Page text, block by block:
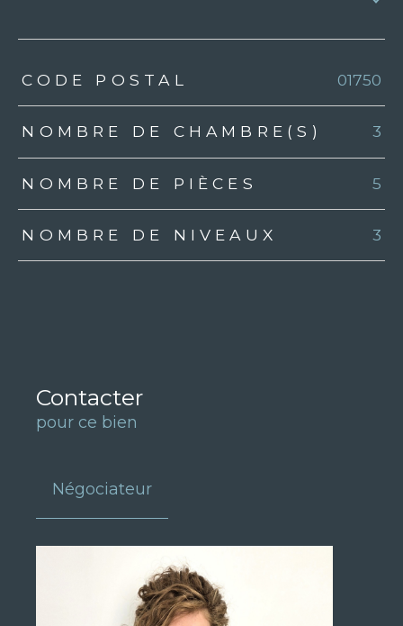
TRAD_ZEPHYR_Caracteristique TRAD_ZEPHYR_Valeurs
CODE POSTAL 01750
NOMBRE DE CHAMBRE(S) 3
NOMBRE DE PIÈCES 5
NOMBRE DE NIVEAUX 3
Contacter
pour ce bien
Négociateur